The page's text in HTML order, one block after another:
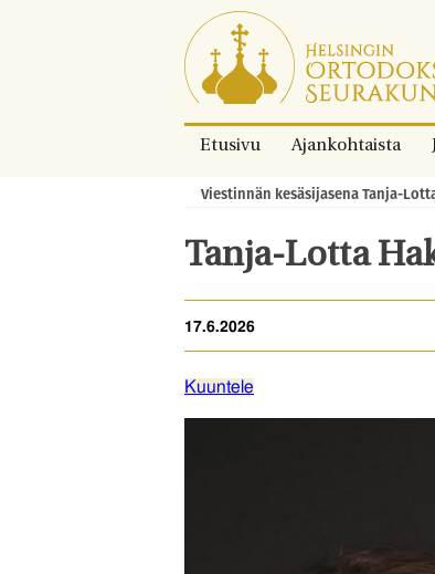
Siirry
suoraan
sisältöön.
Etusivu Ajankohtaista
Murupolku:
Viestinnän kesäsijasena Tanja-
Tanja-Lotta
17.6.2026
Kuuntele